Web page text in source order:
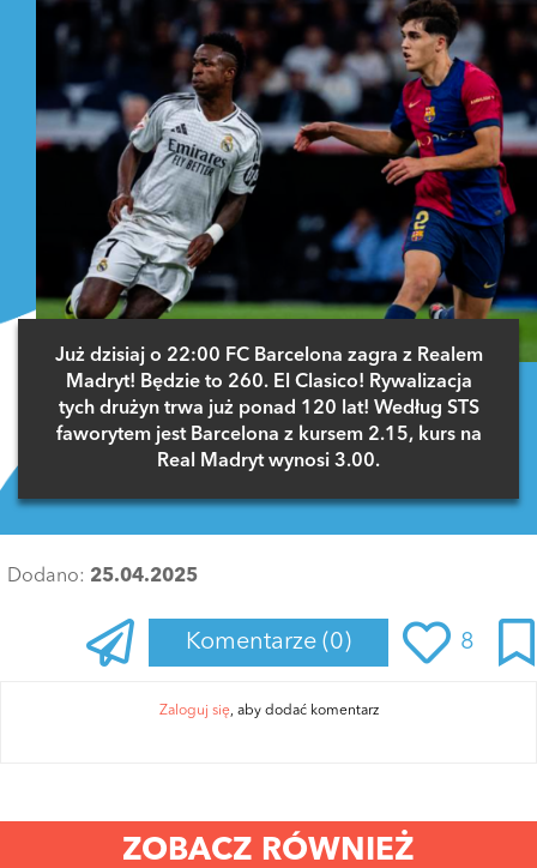
Już dzisiaj o 22:00 FC Barcelona zagra z Realem
Madryt! Będzie to 260. El Clasico! Rywalizacja
tych drużyn trwa już ponad 120 lat! Według STS
faworytem jest Barcelona z kursem 2.15, kurs na
Real Madryt wynosi 3.00.
Dodano: 25.04.2025
Komentarze (0) 8
Zaloguj się, aby dodać komentarz
ZOBACZ RÓWNIEŻ